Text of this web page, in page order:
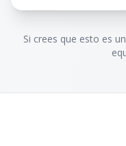
Si crees que esto es